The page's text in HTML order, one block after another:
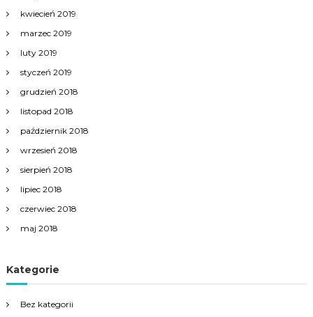
kwiecień 2019
marzec 2019
luty 2019
styczeń 2019
grudzień 2018
listopad 2018
październik 2018
wrzesień 2018
sierpień 2018
lipiec 2018
czerwiec 2018
maj 2018
Kategorie
Bez kategorii